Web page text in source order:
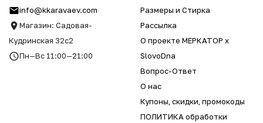
info@kkaravaev.com
Магазин: Садовая-
Кудринская 32с2
Пн—Вс 11:00—21:00
Размеры и Стирка
Рассылка
О проекте МЕРКАТОР x
SlovoDna
Вопрос-Ответ
О нас
Купоны, скидки, промокоды
ПОЛИТИКА обработки